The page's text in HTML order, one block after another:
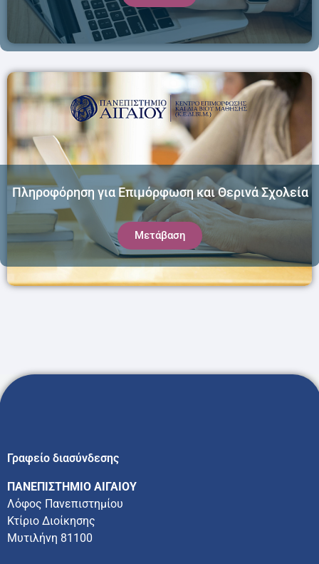
Πληροφόρηση για Επιμόρφωση και Θερινά Σχολεία
Μετάβαση
Γραφείο διασύνδεσης
ΠΑΝΕΠΙΣΤΗΜΙΟ ΑΙΓΑΙΟΥ
Λόφος Πανεπιστημίου
Κτίριο Διοίκησης
Μυτιλήνη 81100